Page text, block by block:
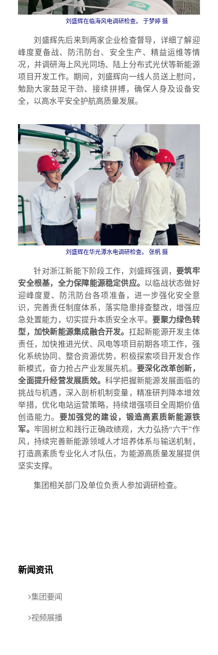
刘盛辉在临海风电调研检查。 于梦婷 摄
刘盛辉先后来到两家企业检查督导，详细了解迎
峰度夏备战、防汛防台、安全生产、精益运维等情
况，并调研海上风光同场、陆上分布式光伏等新能源
项目开发工作。期间，刘盛辉向一线人员送上慰问，
勉励大家鼓足干劲、接续拼搏，确保人身及设备安
全，以高水平安全护航高质量发展。
刘盛辉在华光潭水电调研检查。 张帆 摄
针对浙江新能下阶段工作，刘盛辉强调，要筑牢
安全根基，全力保障能源稳定供应。 以临战状态做好
迎峰度夏、防汛防台各项准备，进一步强化安全意
识，完善责任制度体系，落实隐患排查整改，增强应
急处置能力，切实提升本质安全水平。要聚力绿色转
型，加快新能源集成融合开发。 扛起新能源开发主体
责任，加快推进光伏、风电等项目前期各项工作，强
化系统协同、整合资源优势，积极探索项目开发合作
新模式，奋力抢占产业发展先机。 要深化改革创新，
全面提升经营发展质效。 科学把握新能源发展面临的
挑战与机遇，深入剖析机制变量，精准研判降本增效
举措，优化电站运营策略，持续增强项目全周期价值
创造能力。要加强党的建设，锻造高素质新能源铁
军。 牢固树立和践行正确政绩观，大力弘扬“六干”作
风，持续完善新能源领域人才培养体系与输送机制，
打造高素质专业化人才队伍，为能源高质量发展提供
坚实支撑。
集团相关部门及单位负责人参加调研检查。
新闻资讯
集团要闻
视频展播